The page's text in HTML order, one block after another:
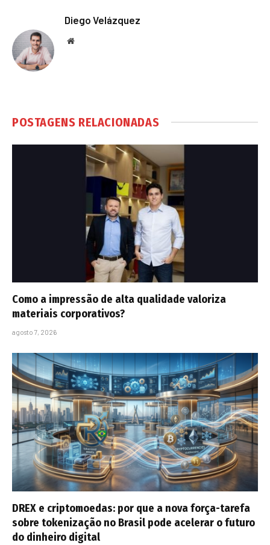
Diego Velázquez
Website
POSTAGENS RELACIONADAS
Como a impressão de alta qualidade valoriza
materiais corporativos?
agosto 7, 2026
DREX e criptomoedas: por que a nova força-tarefa
sobre tokenização no Brasil pode acelerar o futuro
do dinheiro digital